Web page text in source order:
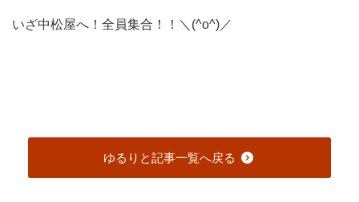
いざ中松屋へ！全員集合！！＼(^o^)／
ゆるりと記事一覧へ戻る